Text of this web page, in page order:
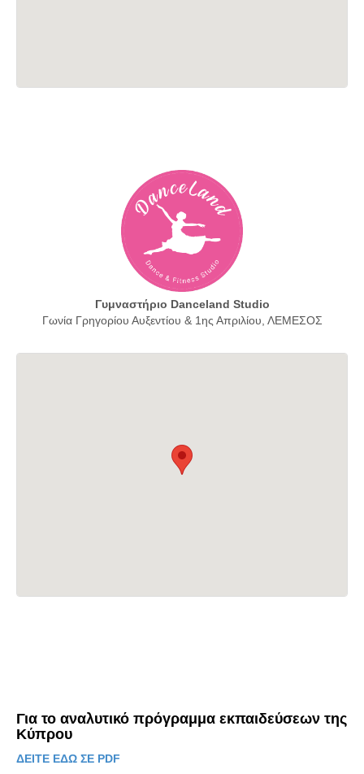
Γυμναστήριο Danceland Studio
Γωνία Γρηγορίου Αυξεντίου & 1ης Απριλίου, ΛΕΜΕΣΟΣ
Για το αναλυτικό πρόγραμμα εκπαιδεύσεων της
Κύπρου
ΔΕΙΤΕ ΕΔΩ ΣΕ PDF